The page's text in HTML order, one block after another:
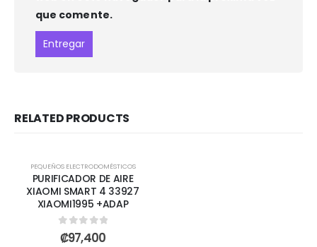
que comente.
RELATED PRODUCTS
PEQUEÑOS ELECTRODOMÉSTICOS
PURIFICADOR DE AIRE
XIAOMI SMART 4 33927
XIAOMI1995 +ADAP
0out of 5
₡97,400